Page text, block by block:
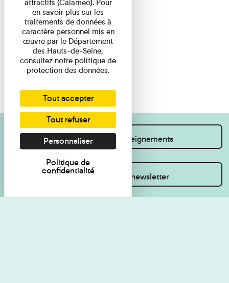
Je souhaite des renseignements
Inscrivez-vous à la newsletter
attractifs (Calameo). Pour
en savoir plus sur les
traitements de données à
caractère personnel mis en
œuvre par le Département
des Hauts-de-Seine,
consultez notre politique de
protection des données.
Tout accepter
Tout refuser
Personnaliser
Politique de
confidentialité